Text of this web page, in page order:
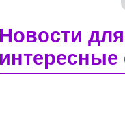
Новости